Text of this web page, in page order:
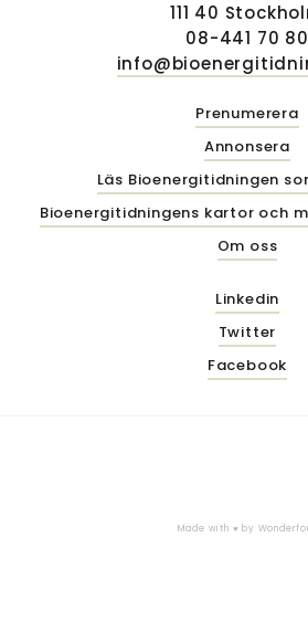
111 40
08-441 70 80
Prenumerera
Annonsera
Läs Bioenergitidningen
Bioenergitidningens kartor och
Om oss
Linkedin
Twitter
Facebook
Made with ♥ by